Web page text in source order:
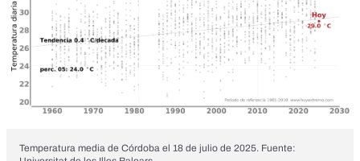
Temperatura media de Córdoba el 18 de julio de 2025. Fuente: